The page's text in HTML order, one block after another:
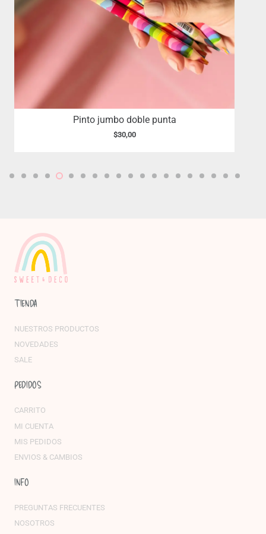
Pinto jumbo doble punta
$30,00
TIENDA
NUESTROS PRODUCTOS
NOVEDADES
SALE
PEDIDOS
CARRITO
MI CUENTA
MIS PEDIDOS
ENVIOS & CAMBIOS
INFO
PREGUNTAS FRECUENTES
NOSOTROS